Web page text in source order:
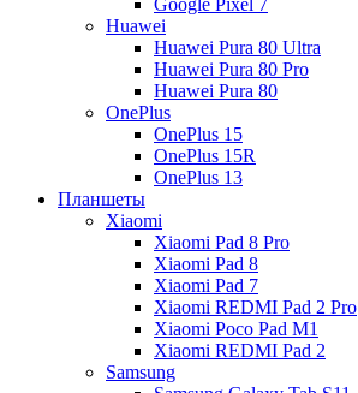
Google Pixel 7
Huawei
Huawei Pura 80 Ultra
Huawei Pura 80 Pro
Huawei Pura 80
OnePlus
OnePlus 15
OnePlus 15R
OnePlus 13
Планшеты
Xiaomi
Xiaomi Pad 8 Pro
Xiaomi Pad 8
Xiaomi Pad 7
Xiaomi REDMI Pad 2 Pro
Xiaomi Poco Pad M1
Xiaomi REDMI Pad 2
Samsung